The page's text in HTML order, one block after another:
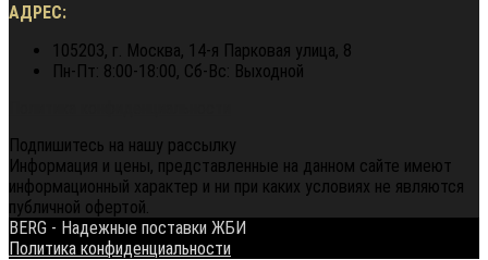
АДРЕС:
105203, г. Москва, 14-я Парковая улица, 8
Пн-Пт: 8:00-18:00, Сб-Вс: Выходной
Подпишитесь на нашу рассылку
Информация и цены, представленные на данном сайте имеют
информационный характер и ни при каких условиях не являются
публичной офертой.
BERG - Надежные поставки ЖБИ
Политика конфиденциальности